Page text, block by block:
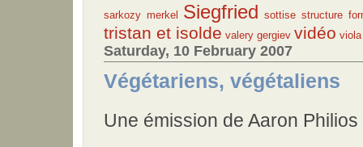
sarkozy merkel
Siegfried sottise structure
tristan et isolde valery gergiev vidéo viola
Saturday, 10 February 2007
Végétariens, végétaliens
Une émission de Aaron